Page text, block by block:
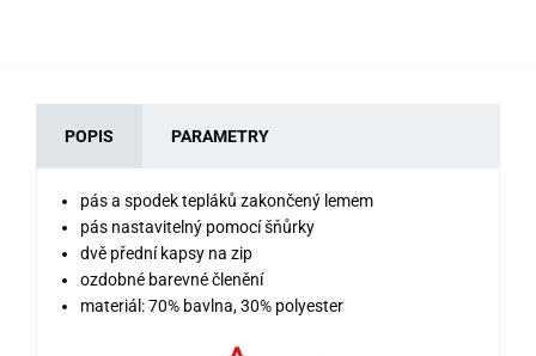
POPIS PARAMETRY
pás a spodek tepláků zakončený lemem
pás nastavitelný pomocí šňůrky
dvě přední kapsy na zip
ozdobné barevné členění
materiál: 70% bavlna, 30% polyester